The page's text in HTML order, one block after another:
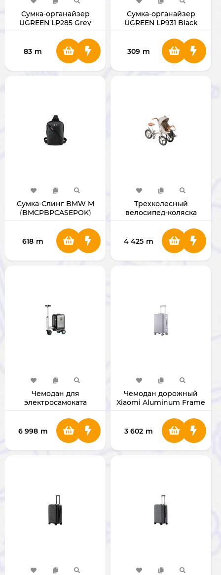
Сумка-органайзер
UGREEN LP285 Grey
83 m
Сумка-органайзер
UGREEN LP931 Black
309 m
Сумка-Слинг BMW M
(BMCPBPCASEPOK)
618 m
Трехколесный
велосипед-коляска
4 425 m
Чемодан для
электросамоката
6 998 m
Чемодан дорожный
Xiaomi Aluminum Frame
3 602 m